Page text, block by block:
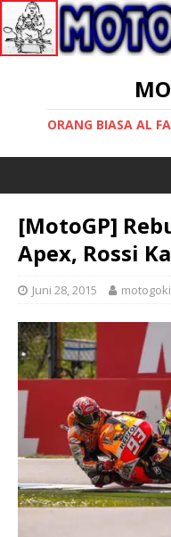
ORANG BIASA AL
[MotoGP]
Apex, Rossi
Juni 28, 2015